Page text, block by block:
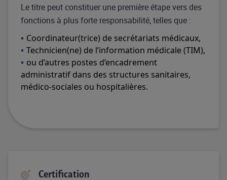
Le titre peut constituer une première étape vers des
fonctions à plus forte responsabilité, telles que :​
Coordinateur(trice) de secrétariats médicaux,​
Technicien(ne) de l’information médicale (TIM),​
ou d’autres postes d’encadrement
administratif dans des structures sanitaires,
médico-sociales ou hospitalières.​
Certification